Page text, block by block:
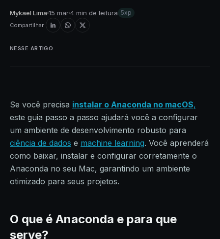
Mykael Lima 15 mar4 min de leitura 5xp
Compartilhar
Se você precisa instalar o Anaconda no macOS,
este guia passo a passo ajudará você a configurar
um ambiente de desenvolvimento robusto para
ciência de dados e machine learning. Você aprenderá
como baixar, instalar e configurar corretamente o
Anaconda no seu Mac, garantindo um ambiente
otimizado para seus projetos.
O que é Anaconda e para que
serve?
NESSE ARTIGO